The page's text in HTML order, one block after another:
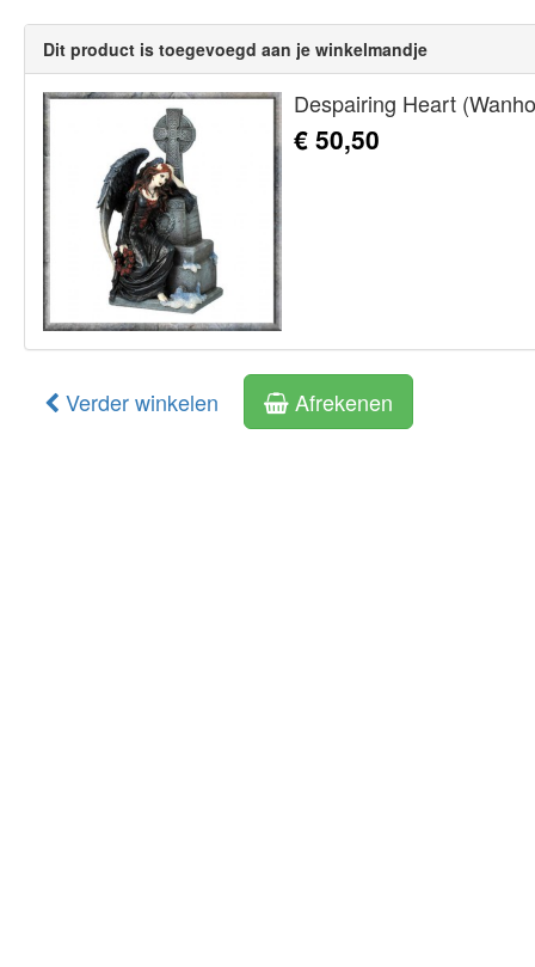
Dit product is toegevoegd aan je winkelmandje
Despairing Heart
€ 50,50
Verder winkelen Afrekenen